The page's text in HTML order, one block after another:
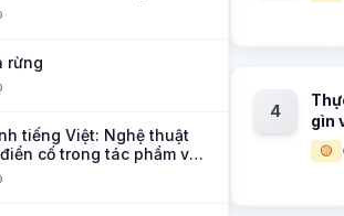
4
gìn
🟡
rừng
tiếng Việt: Nghệ thuật
cố trong tác phẩm văn